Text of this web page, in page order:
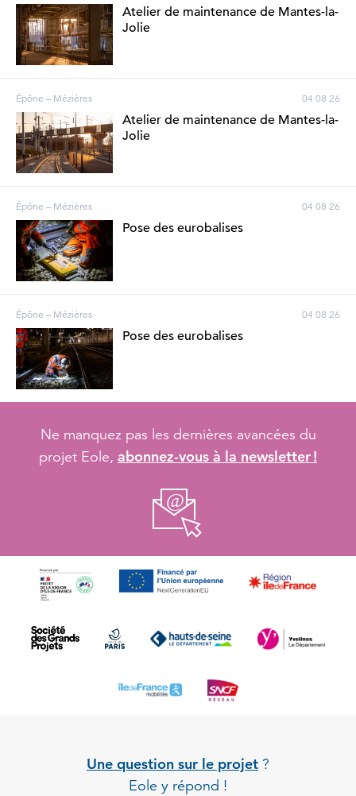
Atelier de maintenance de Mantes-la-
Jolie
Épône – Mézières 04 08 26
Atelier de maintenance de Mantes-la-
Jolie
Épône – Mézières 04 08 26
Pose des eurobalises
Épône – Mézières 04 08 26
Pose des eurobalises
Ne manquez pas les dernières avancées du
projet Eole, abonnez-vous à la newsletter !
Une question sur le projet ?
Eole y répond !